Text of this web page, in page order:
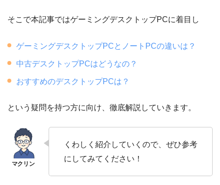
そこで本記事ではゲーミングデスクトップPCに着目し
ゲーミングデスクトップPCとノートPCの違いは？
中古デスクトップPCはどうなの？
おすすめのデスクトップPCは？
という疑問を持つ方に向け、徹底解説していきます。
くわしく紹介していくので、ぜひ参考
にしてみてください！